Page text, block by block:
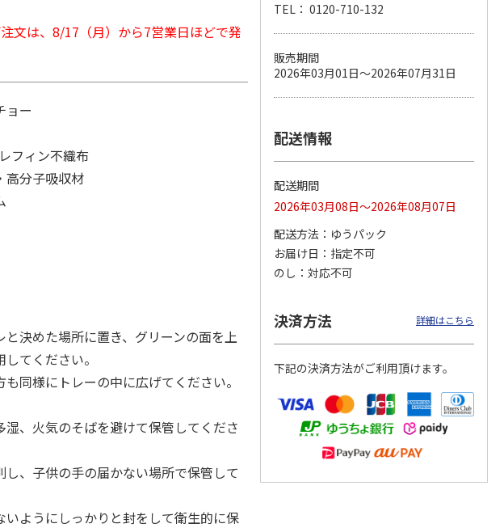
ペット線香 虹のか
なた フルーティフ
ローラルの香り
590円
(送料別・税込) (送料別・税込)
文は、8/17（月）から7営業日ほどで発
ョー
フィン不織布
高分子吸収材
と決めた場所に置き、グリーンの面を上
てください。
同様にトレーの中に広げてください。
湿、火気のそばを避けて保管してくださ
し、子供の手の届かない場所で保管して
いようにしっかりと封をして衛生的に保
TEL： 0120-710-132
販売期間
2026年03月01日～2026年07月31日
配送情報
配送期間
2026年03月08日～2026年08月07日
配送方法
ゆうパック
お届け日
指定不可
のし
対応不可
決済方法 詳細はこちら
下記の決済方法がご利用頂けます。